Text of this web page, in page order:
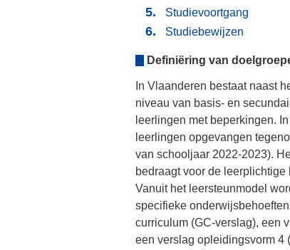
Studievoortgang
Studiebewijzen
Definiëring van
In Vlaanderen bestaat naast
niveau van basis- en
leerlingen met beperkingen.
leerlingen opgevangen
van schooljaar 2022-2023).
bedraagt voor de
Vanuit het leersteunmodel
specifieke
curriculum (GC-verslag), een
een verslag opleidingsvorm 4